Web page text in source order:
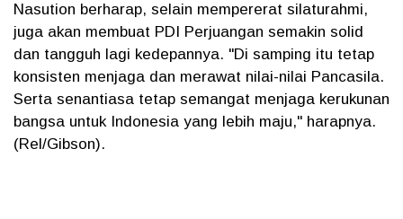
Nasution berharap, selain mempererat silaturahmi,
juga akan membuat PDI Perjuangan semakin solid
dan tangguh lagi kedepannya. "Di samping itu tetap
konsisten menjaga dan merawat nilai-nilai Pancasila.
Serta senantiasa tetap semangat menjaga kerukunan
bangsa untuk Indonesia yang lebih maju," harapnya.
(Rel/Gibson).